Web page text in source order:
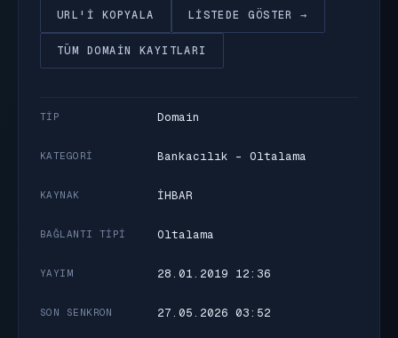
URL'I KOPYALA LISTEDE GÖSTER →
TÜM DOMAIN KAYITLARI
TIP Domain
KATEGORI Bankacılık - Oltalama
KAYNAK İHBAR
BAĞLANTI TIPI Oltalama
YAYIM 28.01.2019 12:36
SON SENKRON 27.05.2026 03:52